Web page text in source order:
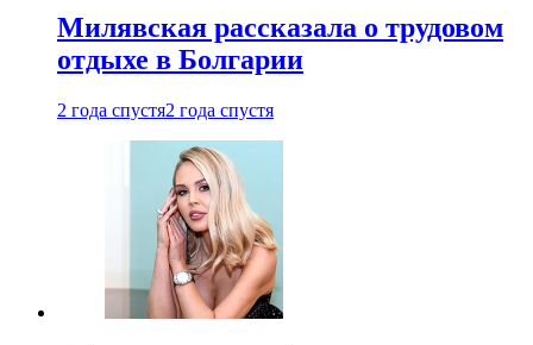
Милявская рассказала о трудовом
отдыхе в Болгарии
2 года спустя2 года спустя